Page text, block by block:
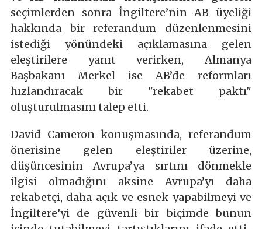
seçimlerden sonra İngiltere’nin AB üyeliği
hakkında bir referandum düzenlenmesini
istediği yönündeki açıklamasına gelen
eleştirilere yanıt verirken, Almanya
Başbakanı Merkel ise AB’de reformları
hızlandıracak bir "rekabet paktı"
oluşturulmasını talep etti.
David Cameron konuşmasında, referandum
önerisine gelen eleştiriler üzerine,
düşüncesinin Avrupa’ya sırtını dönmekle
ilgisi olmadığını aksine Avrupa’yı daha
rekabetçi, daha açık ve esnek yapabilmeyi ve
İngiltere’yi de güvenli bir biçimde bunun